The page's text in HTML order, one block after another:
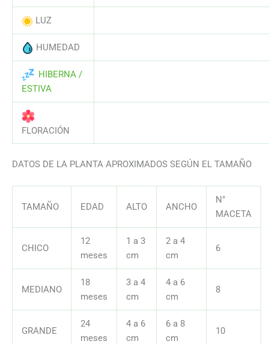
LUZ
HUMEDAD
HIBERNA /
ESTIVA
FLORACIÓN
DATOS DE LA PLANTA APROXIMADOS SEGÚN EL TAMAÑO
TAMAÑO EDAD ALTO ANCHO
N°
MACETA
CHICO
12
meses
1 a 3
cm
2 a 4
cm
6
MEDIANO
18
meses
3 a 4
cm
4 a 6
cm
8
GRANDE
24
meses
4 a 6
cm
6 a 8
cm
10